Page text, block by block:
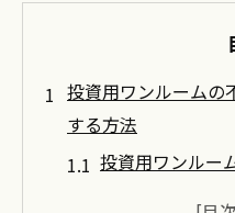
投資用ワンルームの
する方法
投資用ワンルー